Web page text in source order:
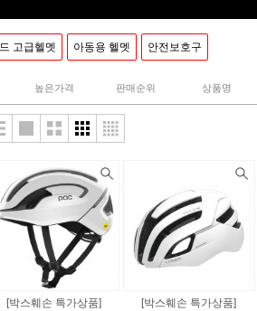
고급헬멧 아동용 헬멧 안전보호구
높은가격 판매순위 상품명
[박스훼손 특가상품]
[박스훼손 특가상품]